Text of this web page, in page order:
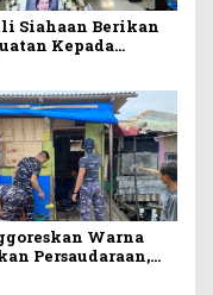
Siahaan Berikan
Kepada
Warna
Persaudaraan,